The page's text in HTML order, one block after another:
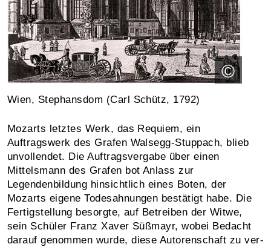
©
Wien, Stephansdom (Carl Schütz, 1792)
Mozarts letztes Werk, das Requiem, ein
Auftragswerk des Grafen Walsegg-Stuppach, blieb
unvollendet. Die Auf­trags­vergabe über einen
Mittelsmann des Grafen bot Anlass zur
Legendenbildung hinsichtlich eines Boten, der
Mozarts eigene Todesahnungen bestätigt habe. Die
Fertig­stellung besorgte, auf Betreiben der Witwe,
sein Schüler Franz Xaver Süßmayr, wobei Bedacht
darauf genommen wurde, diese Autorenschaft zu ver­